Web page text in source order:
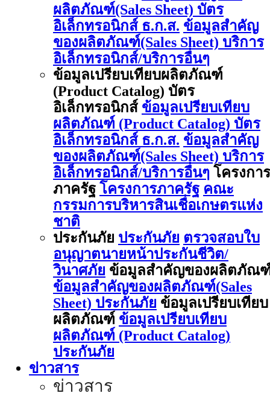
ผลิตภัณฑ์(Sales Sheet) บัตร
อิเล็กทรอนิกส์ ธ.ก.ส. ข้อมูลสำคัญ
ของผลิตภัณฑ์(Sales Sheet) บริการ
อิเล็กทรอนิกส์/บริการอื่นๆ
ข้อมูลเปรียบเทียบผลิตภัณฑ์
(Product Catalog) บัตร
อิเล็กทรอนิกส์ ข้อมูลเปรียบเทียบ
ผลิตภัณฑ์ (Product Catalog) บัตร
อิเล็กทรอนิกส์ ธ.ก.ส. ข้อมูลสำคัญ
ของผลิตภัณฑ์(Sales Sheet) บริการ
อิเล็กทรอนิกส์/บริการอื่นๆ โครงการ
ภาครัฐ โครงการภาครัฐ คณะ
กรรมการบริหารสินเชื่อเกษตรแห่ง
ชาติ
ประกันภัย ประกันภัย ตรวจสอบใบ
อนุญาตนายหน้าประกันชีวิต/
วินาศภัย ข้อมูลสำคัญของผลิตภัณ
ข้อมูลสำคัญของผลิตภัณฑ์(Sales
Sheet) ประกันภัย ข้อมูลเปรียบเทียบ
ผลิตภัณฑ์ ข้อมูลเปรียบเทียบ
ผลิตภัณฑ์ (Product Catalog)
ประกันภัย
ข่าวสาร
ข่าวสาร